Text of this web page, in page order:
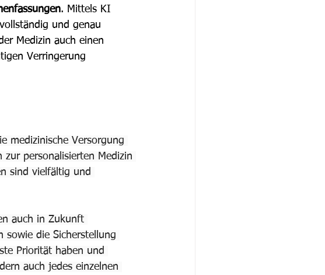
. Mittels KI
und genau
Medizin auch einen
Verringerung
medizinische Versorgung
personalisierten Medizin
sind vielfältig und
auch in Zukunft
sowie die Sicherstellung
Priorität haben und
auch jedes einzelnen